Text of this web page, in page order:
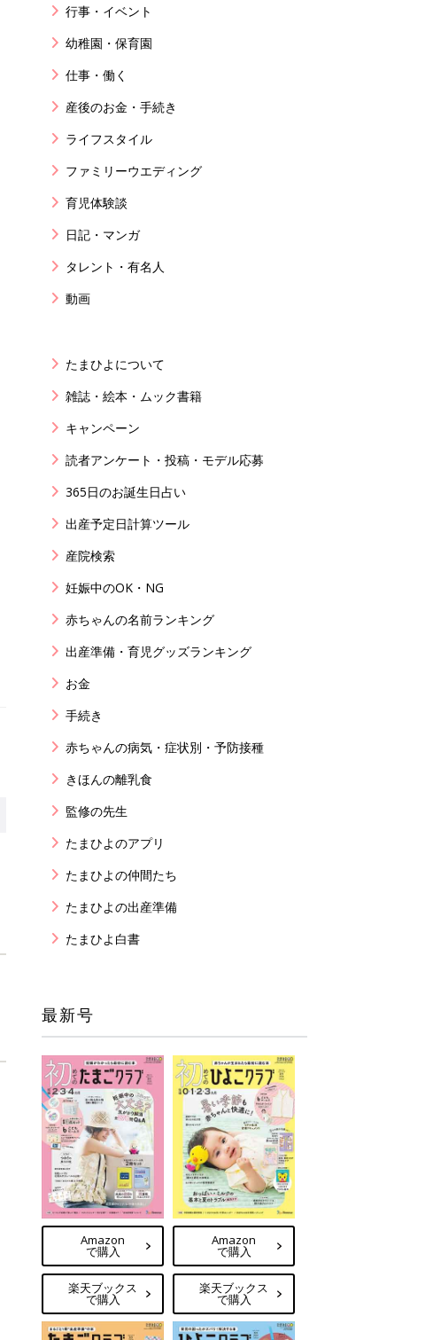
行事・イベント
幼稚園・保育園
仕事・働く
産後のお金・手続き
ライフスタイル
ファミリーウエディング
育児体験談
日記・マンガ
タレント・有名人
動画
たまひよについて
雑誌・絵本・ムック書籍
キャンペーン
読者アンケート・投稿・モデル応募
365日のお誕生日占い
出産予定日計算ツール
産院検索
妊娠中のOK・NG
赤ちゃんの名前ランキング
出産準備・育児グッズランキング
お金
手続き
赤ちゃんの病気・症状別・予防接種
きほんの離乳食
監修の先生
たまひよのアプリ
たまひよの仲間たち
たまひよの出産準備
たまひよ白書
最新号
Amazon
で購入
楽天ブックス
で購入
Amazon
で購入
楽天ブックス
で購入